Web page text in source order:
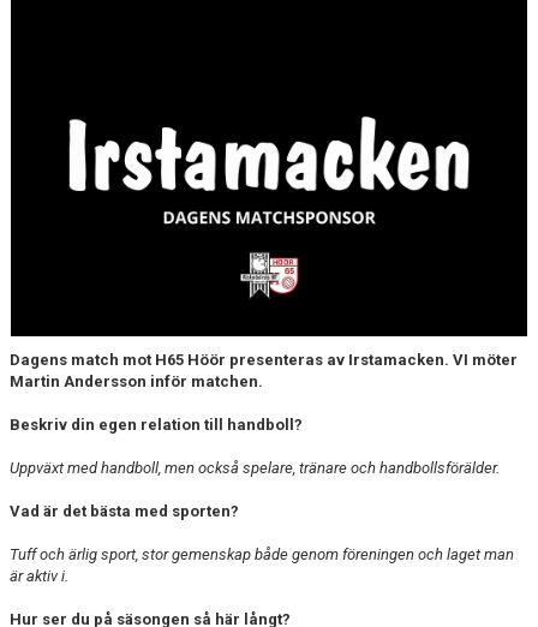
Dagens match mot H65 Höör presenteras av Irstamacken. VI möter
Martin Andersson inför matchen.
Beskriv din egen relation till handboll?
Uppväxt med handboll, men också spelare, tränare och handbollsförälder.
Vad är det bästa med sporten?
Tuff och ärlig sport, stor gemenskap både genom föreningen och laget man
är aktiv i.
Hur ser du på säsongen så här långt?